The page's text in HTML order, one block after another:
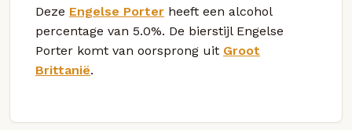
Deze Engelse Porter heeft een alcohol
percentage van 5.0%. De bierstijl Engelse
Porter komt van oorsprong uit Groot
Brittanië.